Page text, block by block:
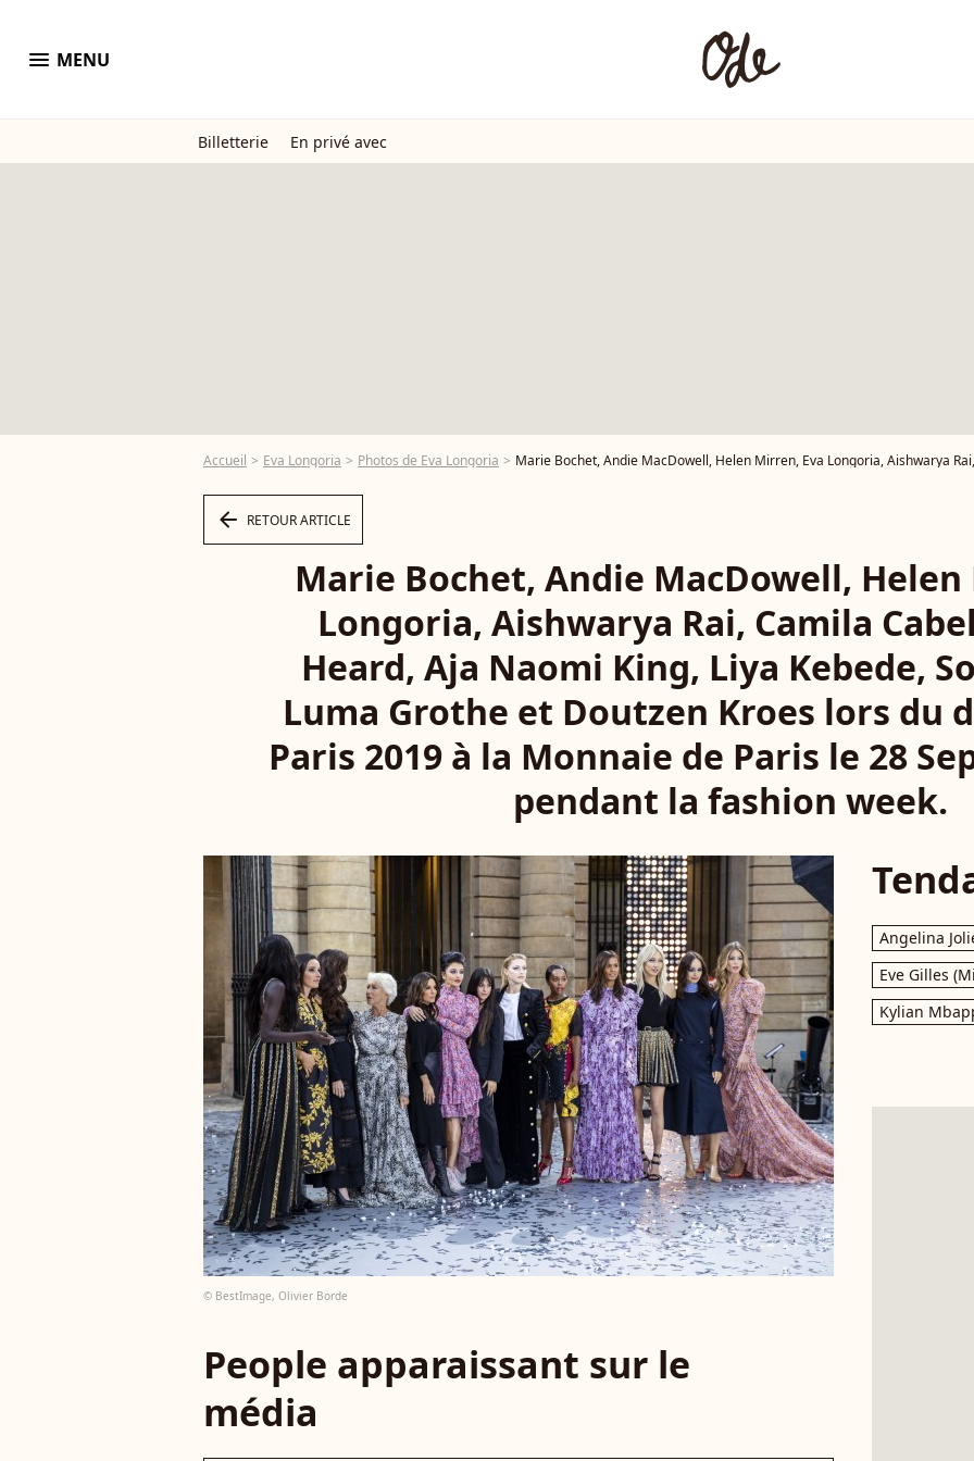
menu MENU
Billetterie En privé avec
Accueil Eva Longoria Photos de Eva Longoria Marie Bochet, Andie MacDowell, Helen Mirren, Eva Longoria, Aishwarya Rai, Camila Cabello, Amber Heard, Aja Naomi King, Liya Kebede, Soo Joo Park, Luma Grothe et Doutzen Kroes lors du défilé
arrow_left RETOUR ARTICLE
Marie Bochet, Andie MacDowell, Helen
Longoria, Aishwarya Rai, Camila
Heard, Aja Naomi King, Liya Kebede,
Luma Grothe et Doutzen Kroes lors du
Paris 2019 à la Monnaie de Paris le 28
pendant la fashion week.
© BestImage, Olivier Borde
People apparaissant sur le
média
Angelina
Eve Gilles
Kylian